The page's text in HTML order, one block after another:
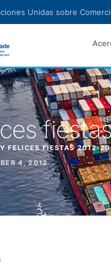
Unidas sobre
FELICES FIESTAS 2012-
4, 2012